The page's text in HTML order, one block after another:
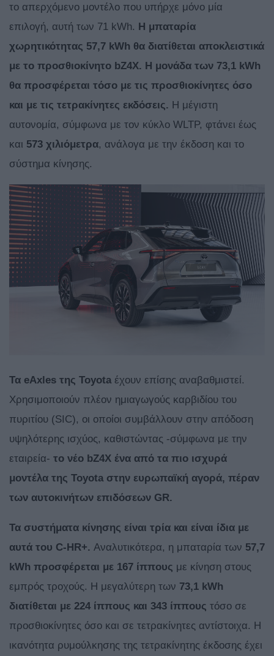
το απερχόμενο μοντέλο που υπήρχε μόνο μία
επιλογή, αυτή των 71 kWh. Η μπαταρία
χωρητικότητας 57,7 kWh θα διατίθεται αποκλειστικά
με το προσθιοκίνητο bZ4X. Η μονάδα των 73,1 kWh
θα προσφέρεται τόσο με τις προσθιοκίνητες όσο
και με τις τετρακίνητες εκδόσεις. Η μέγιστη
αυτονομία, σύμφωνα με τον κύκλο WLTP, φτάνει έως
και 573 χιλιόμετρα, ανάλογα με την έκδοση και το
σύστημα κίνησης.
Τα eAxles της Toyota έχουν επίσης αναβαθμιστεί.
Χρησιμοποιούν πλέον ημιαγωγούς καρβιδίου του
πυριτίου (SIC), οι οποίοι συμβάλλουν στην απόδοση
υψηλότερης ισχύος, καθιστώντας -σύμφωνα με την
εταιρεία- το νέο bZ4X ένα από τα πιο ισχυρά
μοντέλα της Toyota στην ευρωπαϊκή αγορά, πέραν
των αυτοκινήτων επιδόσεων GR.
Τα συστήματα κίνησης είναι τρία και είναι ίδια με
αυτά του C-HR+. Αναλυτικότερα, η μπαταρία των 57,7
kWh προσφέρεται με 167 ίππους με κίνηση στους
εμπρός τροχούς. Η μεγαλύτερη των 73,1 kWh
διατίθεται με 224 ίππους και 343 ίππους τόσο σε
προσθιοκίνητες όσο και σε τετρακίνητες αντίστοιχα. Η
ικανότητα ρυμούλκησης της τετρακίνητης έκδοσης έχει